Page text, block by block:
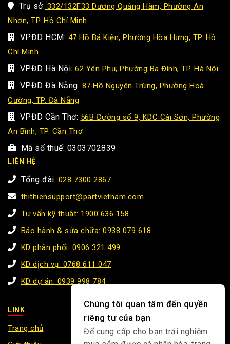
Trụ sở: 332/132F33 Dương Quảng Hàm, Phường An
Nhơn, TP. Hồ Chí Minh
VPĐD HCM: 47 Hồ Bá Kiện, Phường Hòa Hưng, TP. Hồ
Chí Minh
VPĐD Hà Nội: 62 Yên Phụ, Phường Ba Đình, TP. Hà Nội
VPĐD Đà Nẵng: 87 Hồ Nguyên Trừng, Phường Hoà
Cường, TP. Đà Nẵng
VPĐD Cần Thơ: 56B Đường số 9, KDC Cái Sơn, Phường
An Bình, TP. Cần Thơ
Mã số thuế: 0303702839
LIÊN HỆ
Tổng đài: 028 7300 2867
thithiensupport@partvietnam.com
Tư vấn kỹ thuật: 1900 636 158
Bảo hành & sửa chữa: 0938 079 618
KD phân phối: 0906 321 499
KD dịch vụ: 0768 611 047
KD dự án: 0939 998 784
LINK
Trang chủ
Chúng tôi quan tâm đến quyền
riêng tư của bạn
Để cung cấp cho bạn trải nghiệm